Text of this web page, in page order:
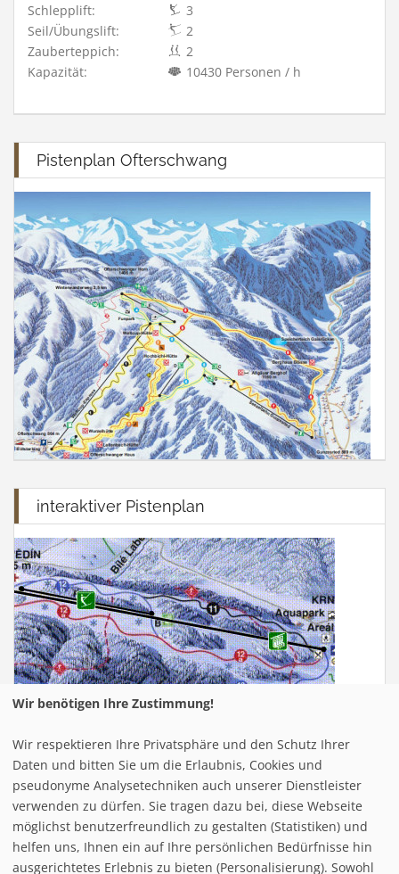
Schlepplift:
3
Seil/Übungslift:
2
Zauberteppich:
2
Kapazität:
10430 Personen / h
Pistenplan Ofterschwang
interaktiver Pistenplan
Infrastuktur Ofterschwang
Loipe/Langlauf:
30
Snow tubing:
Eislaufen:
Rodelbahn:
3 km
Wir benötigen Ihre Zustimmung!
Wir respektieren Ihre Privatsphäre und den Schutz Ihrer
Daten und bitten Sie um die Erlaubnis, Cookies und
pseudonyme Analysetechniken auch unserer Dienstleister
verwenden zu dürfen. Sie tragen dazu bei, diese Webseite
möglichst benutzerfreundlich zu gestalten (Statistiken) und
helfen uns, Ihnen ein auf Ihre persönlichen Bedürfnisse hin
ausgerichtetes Erlebnis zu bieten (Personalisierung). Sowohl